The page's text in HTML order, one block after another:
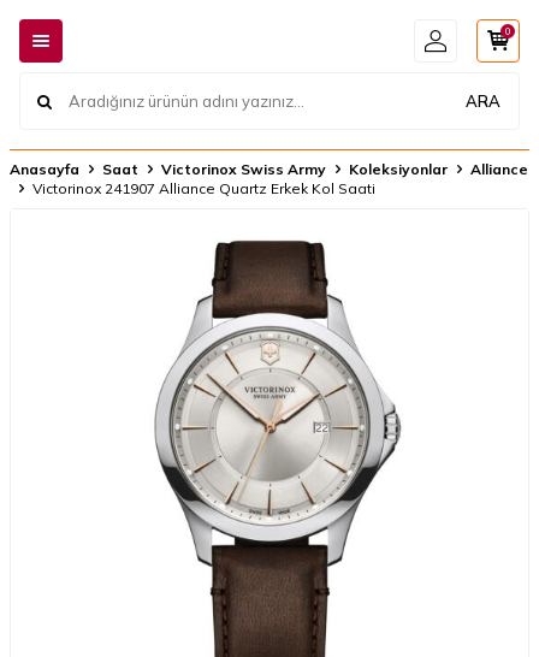
ARA
0
Anasayfa Saat Victorinox Swiss Army Koleksiyonlar
Alliance
Victorinox 241907 Alliance Quartz Erkek Kol Saati